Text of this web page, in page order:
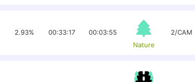
2.93% 00:33:17
00:03:55
Nature
2/CAM